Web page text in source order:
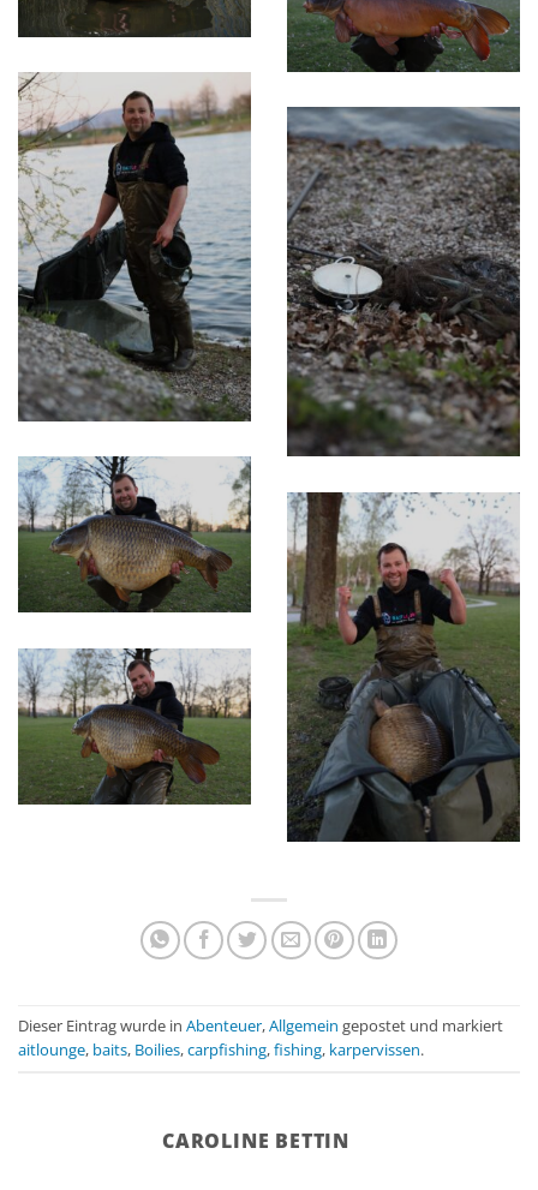
Dieser Eintrag wurde in Abenteuer,Allgemein gepostet und markiert
aitlounge, baits, Boilies,carpfishing,fishing, karpervissen.
CAROLINE BETTIN